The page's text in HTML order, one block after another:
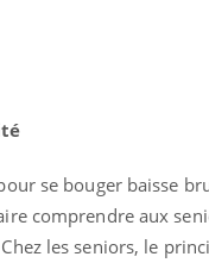
se bouger baisse
comprendre aux
les seniors, le